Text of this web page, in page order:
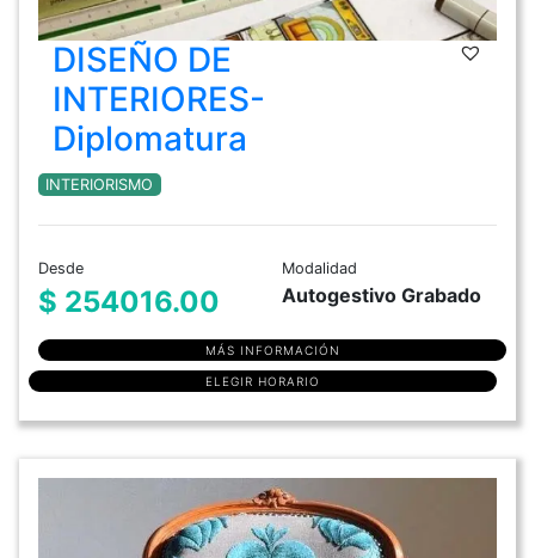
DISEÑO DE
INTERIORES-
Diplomatura
INTERIORISMO
Desde
$ 254016.00
Modalidad
Autogestivo Grabado
MÁS INFORMACIÓN
ELEGIR HORARIO